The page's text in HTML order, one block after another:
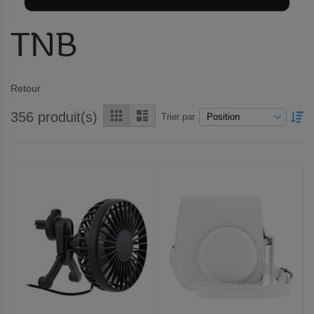
TNB
Retour
Grille Liste
356 produit(s) Trier par